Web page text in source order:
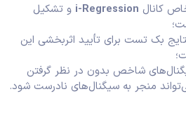
کانال i-Regression و تشکیل
بک تست برای تأیید اثربخشی این
شاخص بدون در نظر گرفتن
منجر به سیگنال‌های نادرست شود.